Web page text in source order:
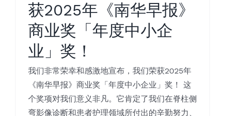
获2025年《南华早报》
商业奖「年度中小企
业」奖！
我们非常荣幸和感激地宣布，我们荣获2025年
《南华早报》商业奖「年度中小企业」奖！ 这
个奖项对我们意义非凡。它肯定了我们在脊柱侧
弯影像诊断和患者护理领域所付出的辛勤努力、